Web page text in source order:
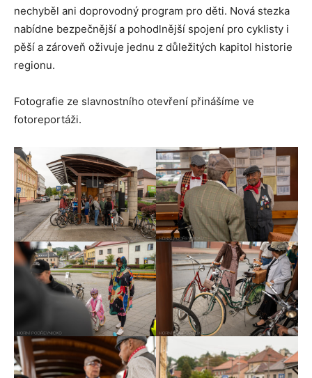
nechyběl ani doprovodný program pro děti. Nová stezka
nabídne bezpečnější a pohodlnější spojení pro cyklisty i
pěší a zároveň oživuje jednu z důležitých kapitol historie
regionu.
Fotografie ze slavnostního otevření přinášíme ve
fotoreportáži.